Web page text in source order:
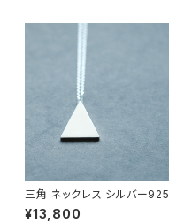
三角 ネックレス シルバー925
メンズ ユニセックス
¥13,800